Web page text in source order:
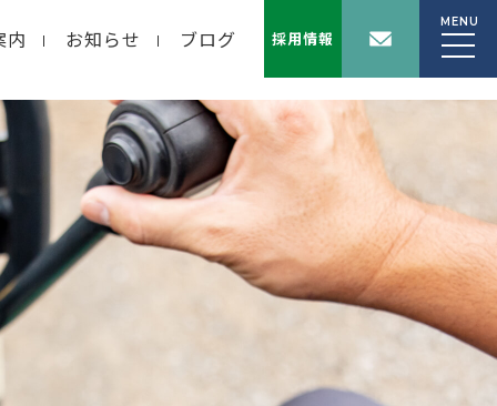
内 お知らせ ブログ 採用情報
MENU